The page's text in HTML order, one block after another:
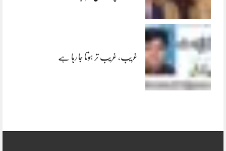
غریب، غریب تر ہوتا جا رہا ہے